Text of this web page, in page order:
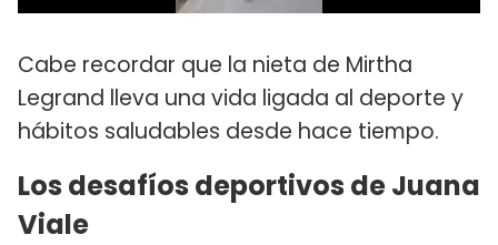
Cabe recordar que la nieta de Mirtha
Legrand lleva una vida ligada al deporte y
hábitos saludables desde hace tiempo.
Los desafíos deportivos de Juana
Viale